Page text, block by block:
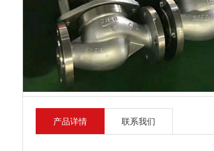
产品详情 联系我们